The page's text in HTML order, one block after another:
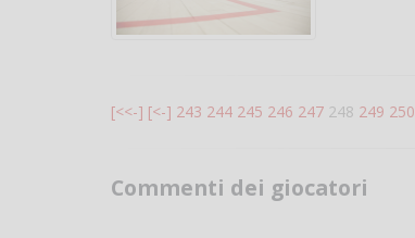
[<<-] [<-] 243 244 245 246 247 248 249 250
Commenti dei giocatori